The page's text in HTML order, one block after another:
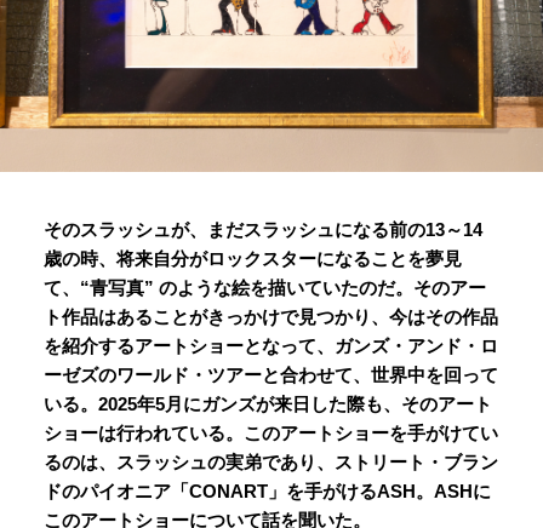
そのスラッシュが、まだスラッシュになる前の13～14
歳の時、将来自分がロックスターになることを夢見
て、“青写真” のような絵を描いていたのだ。そのアー
ト作品はあることがきっかけで見つかり、今はその作品
を紹介するアートショーとなって、ガンズ・アンド・ロ
ーゼズのワールド・ツアーと合わせて、世界中を回って
いる。2025年5月にガンズが来日した際も、そのアート
ショーは行われている。このアートショーを手がけてい
るのは、スラッシュの実弟であり、ストリート・ブラン
ドのパイオニア「CONART」を手がけるASH。ASHに
このアートショーについて話を聞いた。